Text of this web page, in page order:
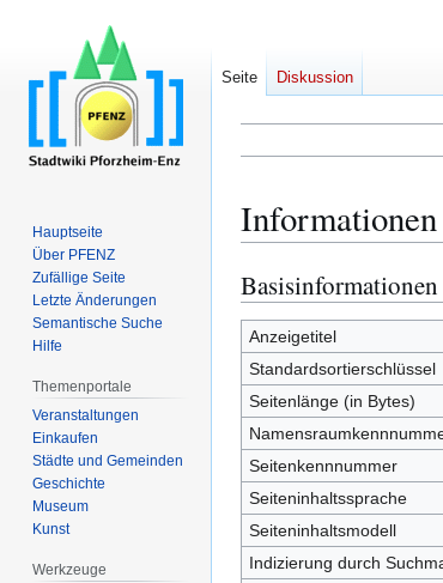
Zur
Navigation
springen
Zur
Suche
springen
Basisinformationen
Anzeigetitel
Standardsortierschlüssel
Seitenlänge (in Bytes)
Seitenkennnummer
Seiteninhaltssprache
Seiteninhaltsmodell
Indizierung durch
Seite Diskussion
Hauptseite
Über PFENZ
Zufällige Seite
Letzte Änderungen
Semantische Suche
Hilfe
Themenportale
Veranstaltungen
Einkaufen
Städte und Gemeinden
Geschichte
Museum
Kunst
Werkzeuge